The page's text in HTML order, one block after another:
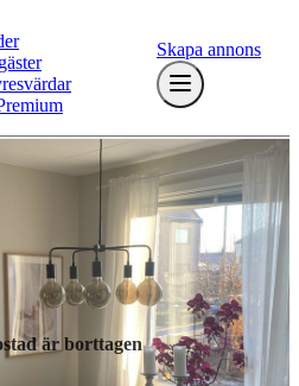
Skapa annons
är borttagen